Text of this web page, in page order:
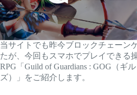
当サイトでも昨今ブロックチェーン
たが、今回もスマホでプレイできる
RPG「Guild of Guardians : GOG（ギ
ズ）」をご紹介します。